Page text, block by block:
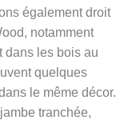
également droit
notamment
dans les bois au
quelques
le même décor.
tranchée,